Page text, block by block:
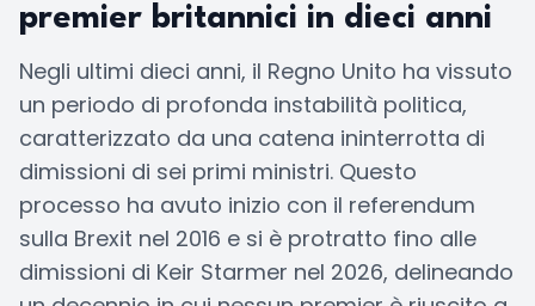
premier britannici in dieci anni
Negli ultimi dieci anni, il Regno Unito ha vissuto
un periodo di profonda instabilità politica,
caratterizzato da una catena ininterrotta di
dimissioni di sei primi ministri. Questo
processo ha avuto inizio con il referendum
sulla Brexit nel 2016 e si è protratto fino alle
dimissioni di Keir Starmer nel 2026, delineando